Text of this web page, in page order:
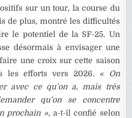
sur un tour, la course du
de plus, montré les difficultés
le potentiel de la SF-25. Un
désormais à envisager une
une croix sur cette saison
les efforts vers 2026. « On
avec ce qu’on a, mais très
qu’on se concentre
prochain », a-t-il confié selon